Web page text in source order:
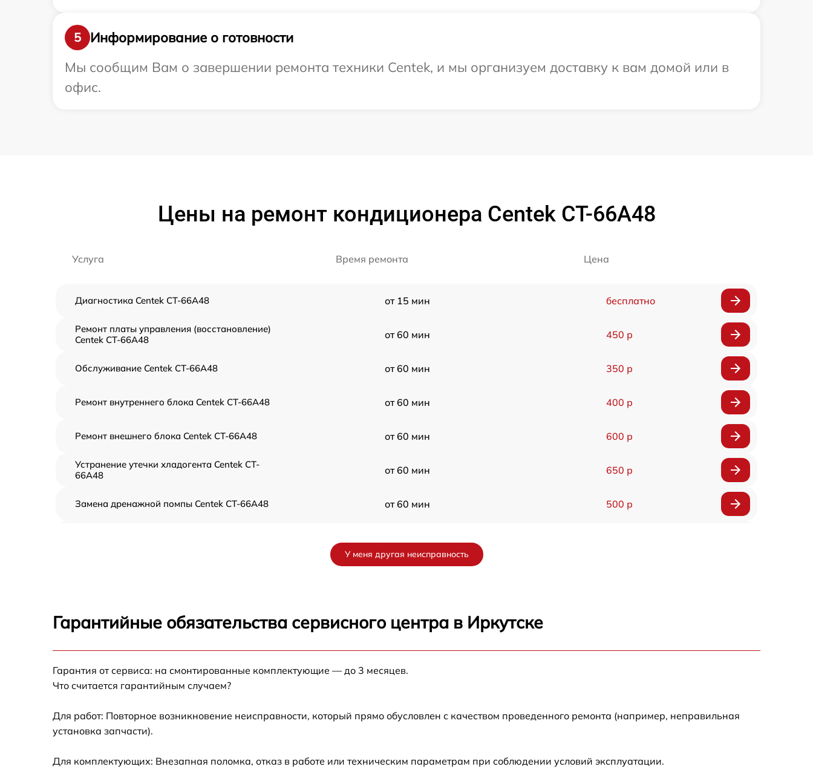
5
Информирование о готовности
Мы сообщим Вам о завершении ремонта техники Centek, и мы организуем доставку к вам домой или в
офис.
Цены на ремонт кондиционера Centek CT-66A48
Услуга Время ремонта Цена
Диагностика Centek CT-66A48 от 15 мин бесплатно
Ремонт платы управления (восстановление)
Centek CT-66A48
от 60 мин 450 р
Обслуживание Centek CT-66A48 от 60 мин 350 р
Ремонт внутреннего блока Centek CT-66A48 от 60 мин 400 р
Ремонт внешнего блока Centek CT-66A48 от 60 мин 600 р
Устранение утечки хладогента Centek CT-
66A48
от 60 мин 650 р
Замена дренажной помпы Centek CT-66A48 от 60 мин 500 р
У меня другая неисправность
Гарантийные обязательства сервисного центра в Иркутске
Гарантия от сервиса: на смонтированные комплектующие — до 3 месяцев.
Что считается гарантийным случаем?
Для работ: Повторное возникновение неисправности, который прямо обусловлен с качеством проведенного ремонта (например, неправильная
установка запчасти).
Для комплектующих: Внезапная поломка, отказ в работе или техническим параметрам при соблюдении условий эксплуатации.